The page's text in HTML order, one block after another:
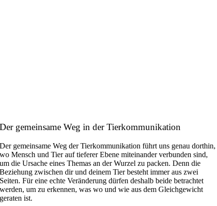
Der gemeinsame Weg in der Tierkommunikation
Der gemeinsame Weg der Tierkommunikation führt uns genau dorthin,
wo Mensch und Tier auf tieferer Ebene miteinander verbunden sind,
um die Ursache eines Themas an der Wurzel zu packen. Denn die
Beziehung zwischen dir und deinem Tier besteht immer aus zwei
Seiten. Für eine echte Veränderung dürfen deshalb beide betrachtet
werden, um zu erkennen, was wo und wie aus dem Gleichgewicht
geraten ist.